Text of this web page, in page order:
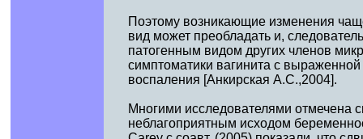
Поэтому возникающие изменения
вид может преобладать и,
патогенным видом других членов
симптоматики вагинита с
воспаления [Анкирская А.С.,2004].
Многими исследователями отмечена
неблагоприятным исходом